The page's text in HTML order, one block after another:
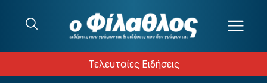
Τελευταίες Ειδήσεις